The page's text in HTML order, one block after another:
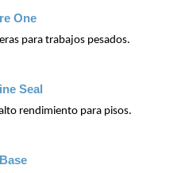
One
para trabajos pesados.
Seal
rendimiento para pisos.